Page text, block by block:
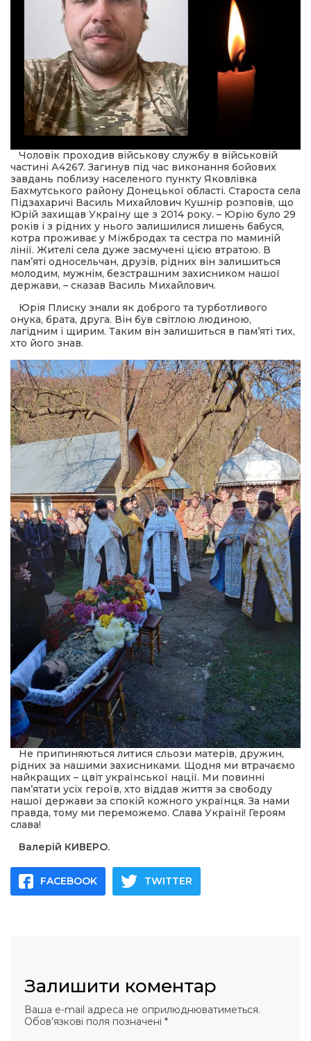
голос гірського краю
умови придбання
Чоловік проходив військову службу в військовій
частині А4267. Загинув під час виконання бойових
завдань поблизу населеного пункту Яковлівка
Бахмутського району Донецької області. Староста села
Підзахаричі Василь Михайлович Кушнір розповів, що
Юрій захищав Україну ще з 2014 року. – Юрію було 29
років і з рідних у нього залишилися лишень бабуся,
котра проживає у Міжбродах та сестра по маминій
лінії. Жителі села дуже засмучені цією втратою. В
пам’яті односельчан, друзів, рідних він залишиться
молодим, мужнім, безстрашним захисником нашої
держави, – сказав Василь Михайлович.
Юрія Плиску знали як доброго та турботливого
онука, брата, друга. Він був світлою людиною,
лагідним і щирим. Таким він залишиться в пам’яті тих,
хто його знав.
Не припиняються литися сльози матерів, дружин,
рідних за нашими захисниками. Щодня ми втрачаємо
найкращих – цвіт української нації. Ми повинні
пам’ятати усіх героїв, хто віддав життя за свободу
нашої держави за спокій кожного українця. За нами
правда, тому ми переможемо. Слава Україні! Героям
слава!
Валерій КИВЕРО.
FACEBOOK TWITTER
Залишити коментар
Ваша e-mail адреса не оприлюднюватиметься.
Обов’язкові поля позначені *